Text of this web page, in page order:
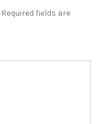
Required fields are